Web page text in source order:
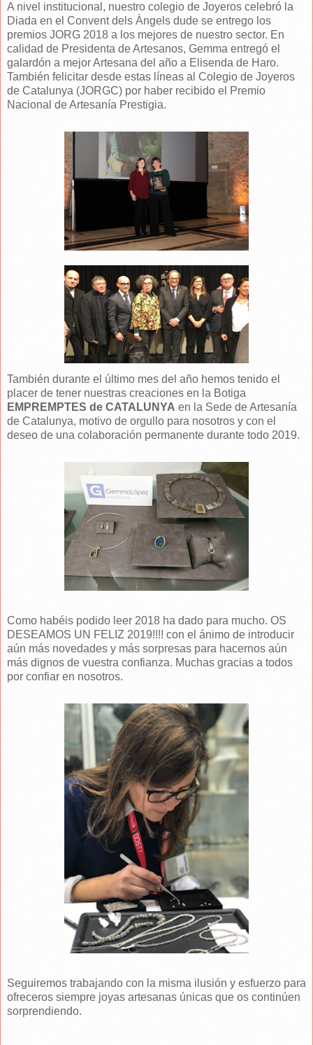
A nivel institucional, nuestro colegio de Joyeros celebró la
Diada en el Convent dels Àngels dude se entrego los
premios JORG 2018 a los mejores de nuestro sector. En
calidad de Presidenta de Artesanos, Gemma entregó el
galardón a mejor Artesana del año a Elisenda de Haro.
También felicitar desde estas líneas al Colegio de Joyeros
de Catalunya (JORGC) por haber recibido el Premio
Nacional de Artesanía Prestigia.
También durante el último mes del año hemos tenido el
placer de tener nuestras creaciones en la Botiga
EMPREMPTES de CATALUNYA en la Sede de Artesanía
de Catalunya, motivo de orgullo para nosotros y con el
deseo de una colaboración permanente durante todo 2019.
Como habéis podido leer 2018 ha dado para mucho. OS
DESEAMOS UN FELIZ 2019!!!! con el ánimo de introducir
aún más novedades y más sorpresas para hacernos aún
más dignos de vuestra confianza. Muchas gracias a todos
por confiar en nosotros.
Seguiremos trabajando con la misma ilusión y esfuerzo para
ofreceros siempre joyas artesanas únicas que os continúen
sorprendiendo.